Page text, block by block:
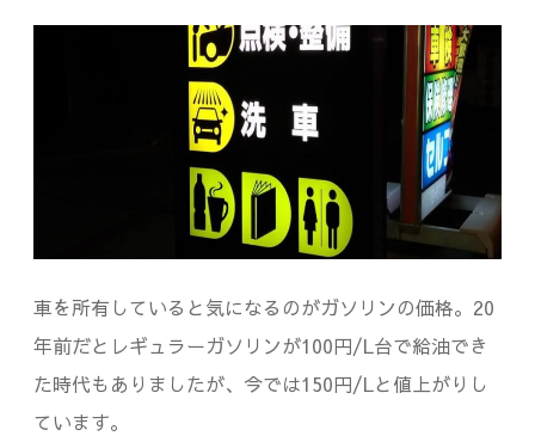
動
車
が
必
須
だ
っ
た
件
車を所有していると気になるのがガソリンの価格。20
年前だとレギュラーガソリンが100円/L台で給油でき
た時代もありましたが、今では150円/Lと値上がりし
ています。